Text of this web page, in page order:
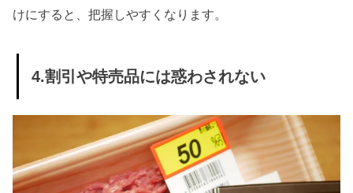
けにすると、把握しやすくなります。
4.割引や特売品には惑わされない